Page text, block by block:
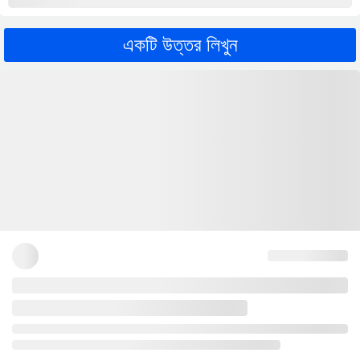
একটি উত্তর লিখুন